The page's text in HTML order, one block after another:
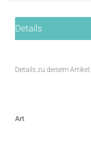
Details
Details zu diesem Artikel:
Art